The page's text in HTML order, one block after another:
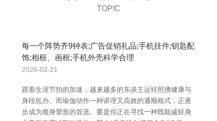
TOPIC
每一个阵势齐9钟表;广告促销礼品;手机挂件;钥匙配
饰;相框、画框;手机外壳科学合理
2026-02-21
跟着生涯节拍的加速，越来越多的东谈主运转照拂健康与
身段惩办。而瑜伽动作一种讲理又高效的通顺格式，正逐
步成为瘦身塑形的首选。要是你正在寻找一种既能减轻身